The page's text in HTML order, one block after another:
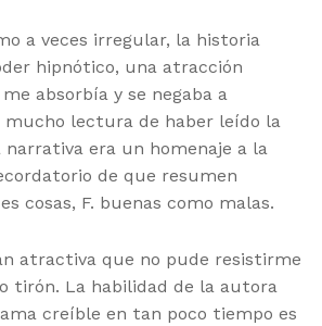
a veces irregular, la historia
hipnótico, una atracción
absorbía y se negaba a
lectura de haber leído la
era un homenaje a la
de que resumen
cosas, F. buenas como malas.
atractiva que no pude resistirme
tirón. La habilidad de la autora
creíble en tan poco tiempo es